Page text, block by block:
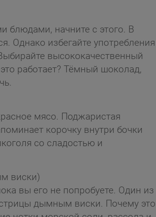
блюдами, начните с этого. В
Однако избегайте употребления
высококачественный
работает? Тёмный шоколад,
мясо. Поджаристая
корочку внутри бочки
со сладостью и
виски)
вы его не попробуете. Один из
дымным виски. Почему это